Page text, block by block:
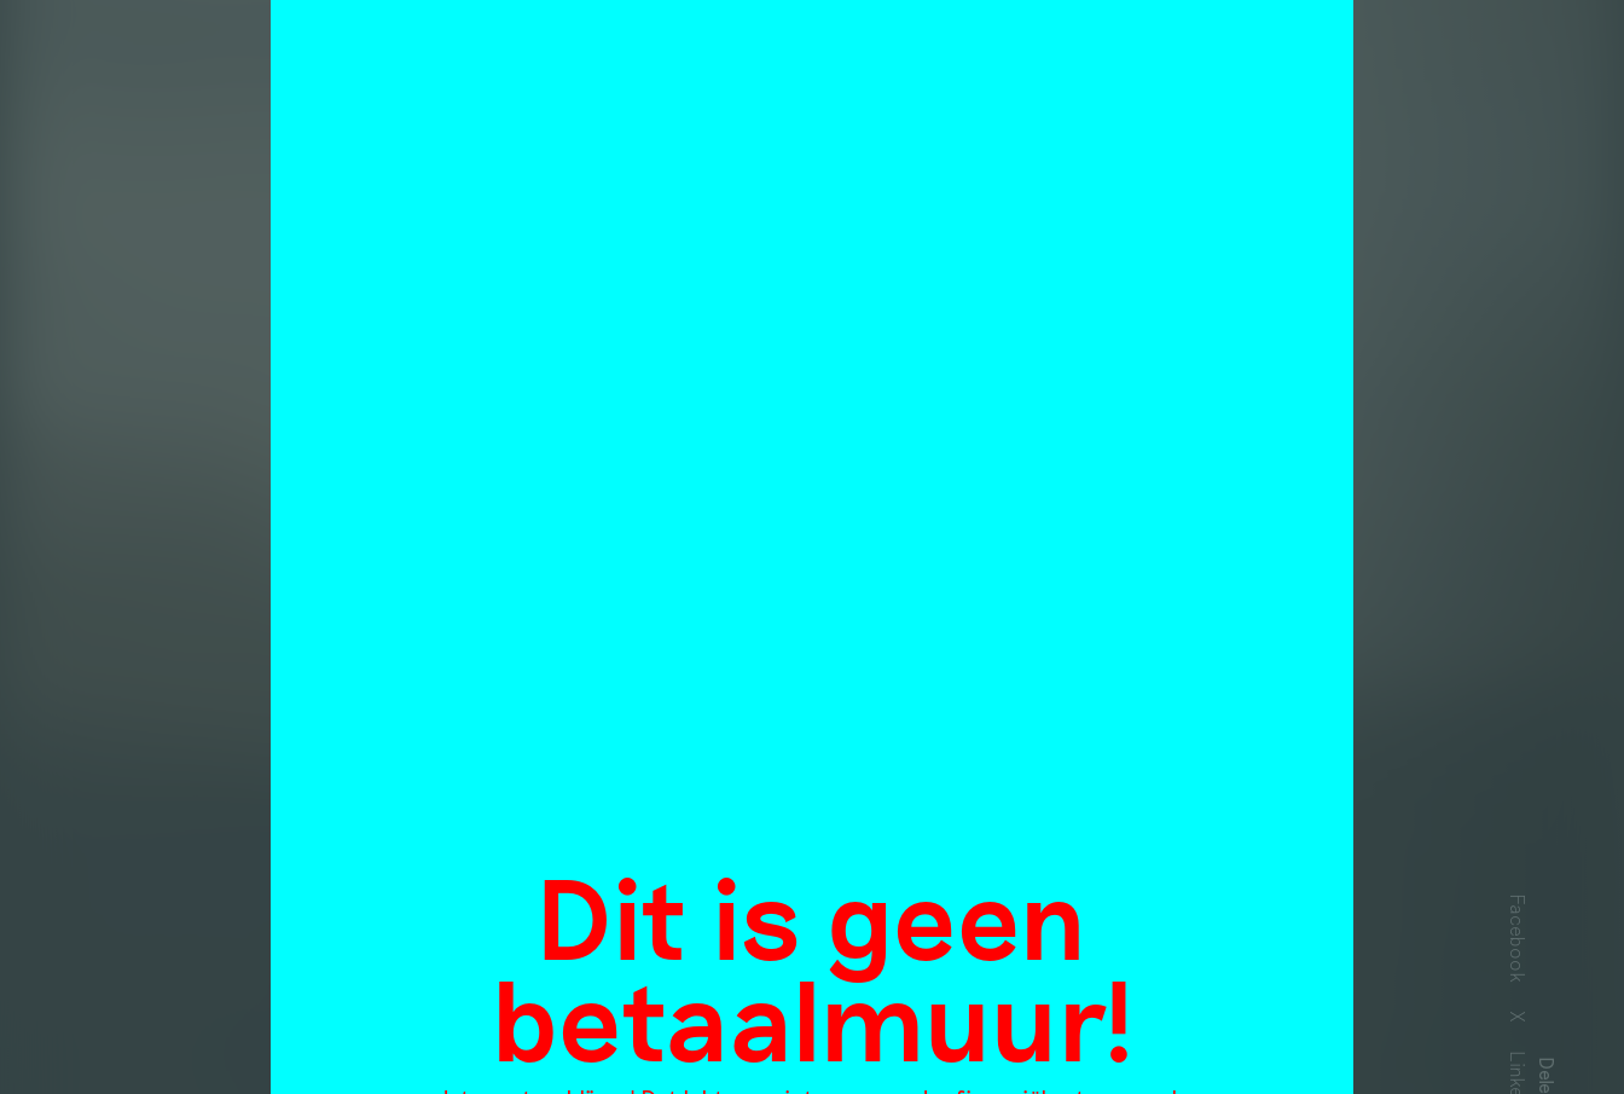
Dit is geen
betaalmuur!
Anne van As Delen
Facebook
X